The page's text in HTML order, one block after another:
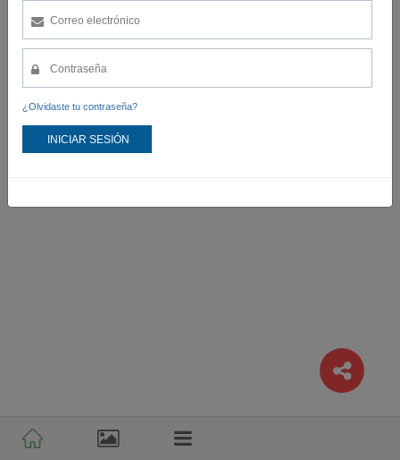
¿Olvidaste tu contraseña?
INICIAR SESIÓN